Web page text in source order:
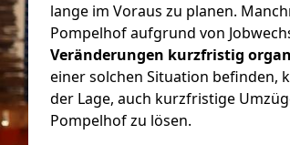
lange im Voraus zu planen.
Pompelhof aufgrund von
Veränderungen kurzfristig
einer solchen Situation befinden,
der Lage, auch kurzfristige
Pompelhof zu lösen.